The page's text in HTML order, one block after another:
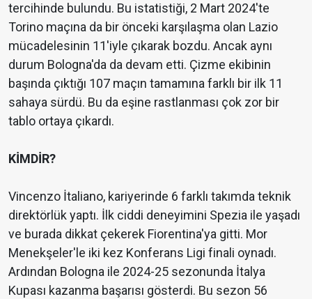
tercihinde bulundu. Bu istatistiği, 2 Mart 2024'te
Torino maçına da bir önceki karşılaşma olan Lazio
mücadelesinin 11'iyle çıkarak bozdu. Ancak aynı
durum Bologna'da da devam etti. Çizme ekibinin
başında çıktığı 107 maçın tamamına farklı bir ilk 11
sahaya sürdü. Bu da eşine rastlanması çok zor bir
tablo ortaya çıkardı.
KİMDİR?
Vincenzo İtaliano, kariyerinde 6 farklı takımda teknik
direktörlük yaptı. İlk ciddi deneyimini Spezia ile yaşadı
ve burada dikkat çekerek Fiorentina'ya gitti. Mor
Menekşeler'le iki kez Konferans Ligi finali oynadı.
Ardından Bologna ile 2024-25 sezonunda İtalya
Kupası kazanma başarısı gösterdi. Bu sezon 56